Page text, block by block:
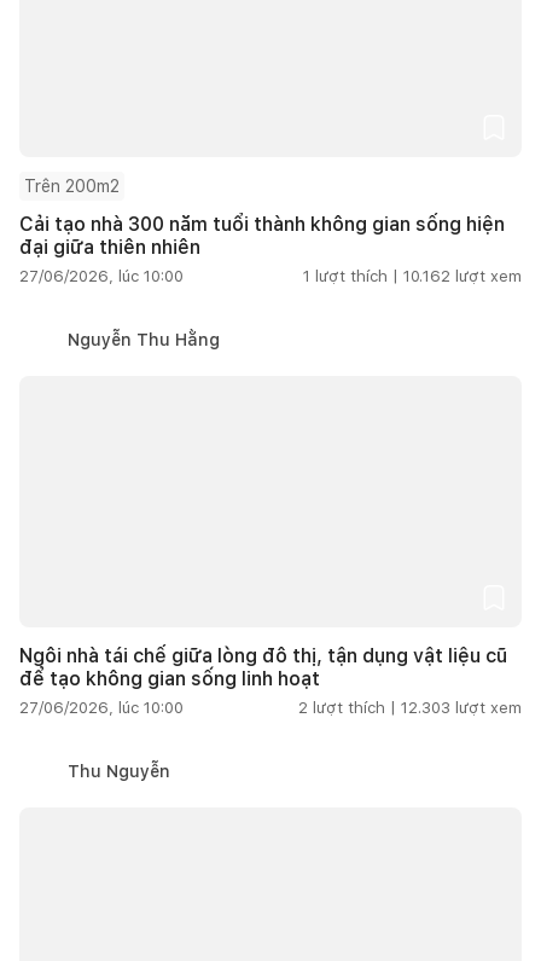
Trên 200m2
Cải tạo nhà 300 năm tuổi thành không gian sống hiện
đại giữa thiên nhiên
27/06/2026, lúc 10:00 1 lượt thích | 10.162 lượt xem
Nguyễn Thu Hằng
Ngôi nhà tái chế giữa lòng đô thị, tận dụng vật liệu cũ
để tạo không gian sống linh hoạt
27/06/2026, lúc 10:00 2 lượt thích | 12.303 lượt xem
Thu Nguyễn